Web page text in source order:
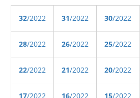
32/2022 31/2022 30/2022
28/2022 26/2022 25/2022
22/2022 21/2022 20/2022
17/2022 16/2022 15/2022